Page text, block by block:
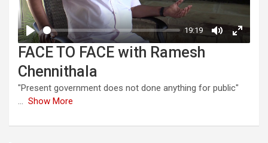
FACE TO FACE with Ramesh
Chennithala
"Present government does not done anything for public"
... Show More